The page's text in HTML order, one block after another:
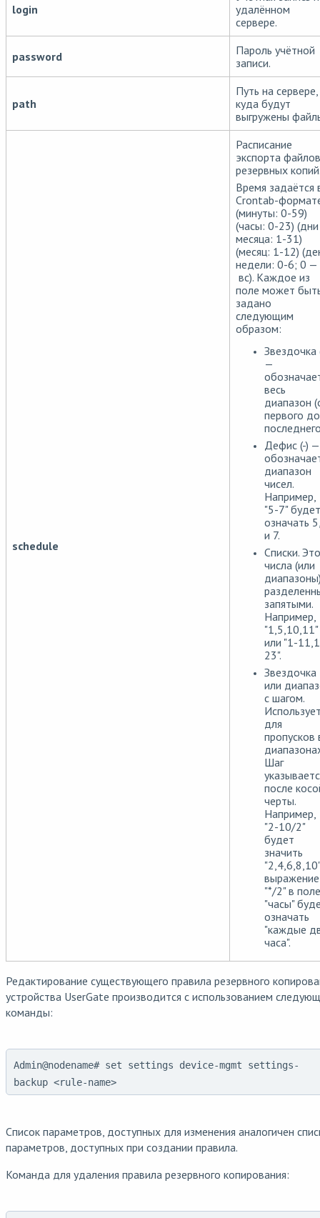
login
удалённом
сервере.
password
Пароль учётной
записи.
path
Путь на сервере,
куда будут
выгружены
schedule
Расписание
экспорта файлов
резервных
Время задаётся
Crontab-
(минуты: 0-59)
(часы: 0-23) (дни
месяца: 1-31)
(месяц: 1-12)
недели: 0-6; 0 —
вс). Каждое из
поле может
задано
следующим
образом:
Звездочка
—
весь
диапазон
первого до
Дефис (-) —
диапазон
чисел.
Например,
"5-7" будет
означать
и 7.
Списки. Это
числа (или
запятыми.
Например,
"1,5,10,11"
или "1-
23".
Звездочка
или
с шагом.
для
пропусков
Шаг
после
черты.
Например,
"2-10/2"
будет
значить
выражение
"*/2" в поле
"часы"
означать
"каждые
часа".
Редактирование существующего правила резервного
устройства UserGate производится с использованием
команды:
Admin@nodename# set settings device-mgmt settings-
backup <rule-name>
Список параметров, доступных для изменения аналогичен
параметров, доступных при создании правила.
Команда для удаления правила резервного копирования: